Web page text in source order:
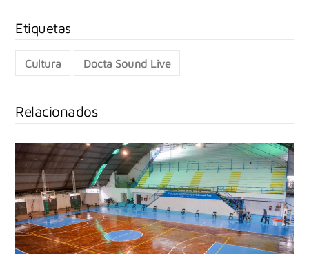
Cultura Docta Sound Live
Relacionados